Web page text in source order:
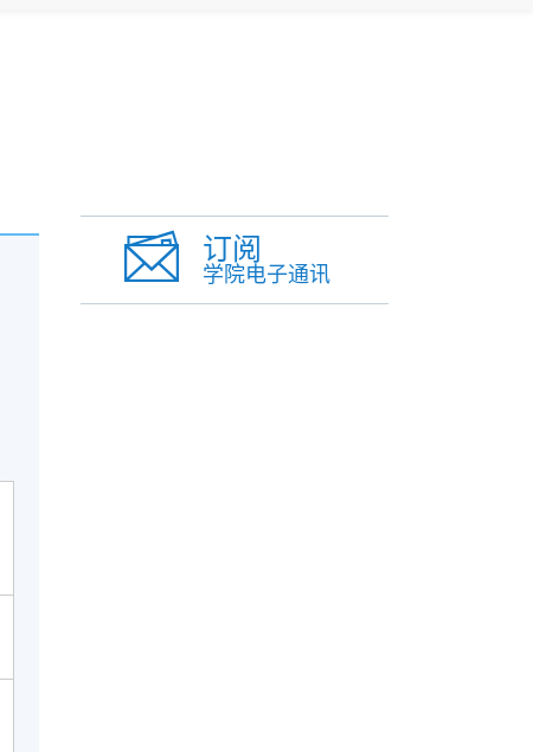
订阅
学院电子通讯